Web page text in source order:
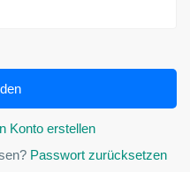
Konto erstellen
Passwort zurücksetzen